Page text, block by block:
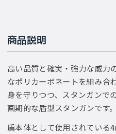
商品説明
高い品質と確実・強力な威力
なポリカーボネートを組み合
身を守りつつ、スタンガンで
画期的な盾型スタンガンです。
盾本体として使用されている